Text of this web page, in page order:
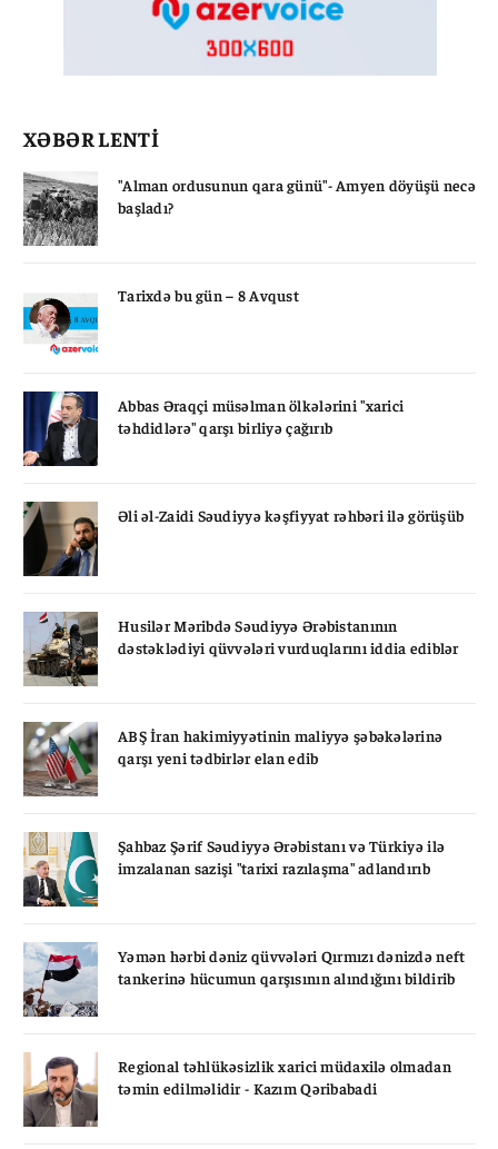
XƏBƏR LENTİ
"Alman ordusunun qara günü"- Amyen döyüşü necə
başladı?
Tarixdə bu gün – 8 Avqust
Abbas Əraqçi müsəlman ölkələrini "xarici
təhdidlərə" qarşı birliyə çağırıb
Əli əl-Zaidi Səudiyyə kəşfiyyat rəhbəri ilə görüşüb
Husilər Məribdə Səudiyyə Ərəbistanının
dəstəklədiyi qüvvələri vurduqlarını iddia ediblər
ABŞ İran hakimiyyətinin maliyyə şəbəkələrinə
qarşı yeni tədbirlər elan edib
Şahbaz Şərif Səudiyyə Ərəbistanı və Türkiyə ilə
imzalanan sazişi "tarixi razılaşma" adlandırıb
Yəmən hərbi dəniz qüvvələri Qırmızı dənizdə neft
tankerinə hücumun qarşısının alındığını bildirib
Regional təhlükəsizlik xarici müdaxilə olmadan
təmin edilməlidir - Kazım Qəribabadi